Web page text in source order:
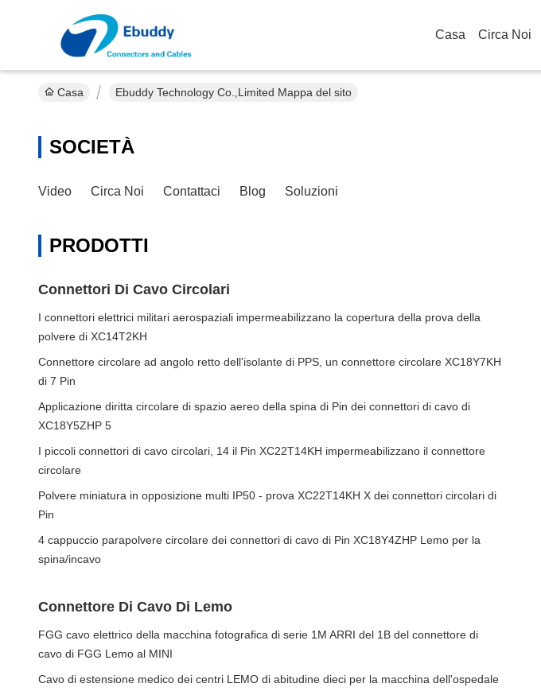
Casa Circa Noi
Casa Ebuddy Technology Co.,Limited Mappa del sito
SOCIETÀ
Video Circa Noi Contattaci Blog Soluzioni
PRODOTTI
Connettori Di Cavo Circolari
I connettori elettrici militari aerospaziali impermeabilizzano la copertura della prova della
polvere di XC14T2KH
Connettore circolare ad angolo retto dell'isolante di PPS, un connettore circolare XC18Y7KH
di 7 Pin
Applicazione diritta circolare di spazio aereo della spina di Pin dei connettori di cavo di
XC18Y5ZHP 5
I piccoli connettori di cavo circolari, 14 il Pin XC22T14KH impermeabilizzano il connettore
circolare
Polvere miniatura in opposizione multi IP50 - prova XC22T14KH X dei connettori circolari di
Pin
4 cappuccio parapolvere circolare dei connettori di cavo di Pin XC18Y4ZHP Lemo per la
spina/incavo
Connettore Di Cavo Di Lemo
FGG cavo elettrico della macchina fotografica di serie 1M ARRI del 1B del connettore di
cavo di FGG Lemo al MINI
Cavo di estensione medico dei centri LEMO di abitudine dieci per la macchina dell'ospedale